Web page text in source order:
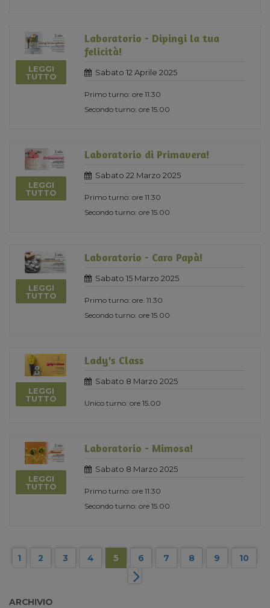
LEGGI
TUTTO
Laboratorio - Dipingi la tua
felicità!
Sabato 12 Aprile 2025
Primo turno: ore 11.30
Secondo turno: ore 15.00
LEGGI
TUTTO
Laboratorio di Primavera!
Sabato 22 Marzo 2025
Primo turno: ore 11.30
Secondo turno: ore 15.00
LEGGI
TUTTO
Laboratorio - Caro Papà!
Sabato 15 Marzo 2025
Primo turno: ore. 11.30
Secondo turno: ore 15.00
LEGGI
TUTTO
Lady's Class
Sabato 8 Marzo 2025
Unico turno: ore 15.00
LEGGI
TUTTO
Laboratorio - Mimosa!
Sabato 8 Marzo 2025
Primo turno: ore 11.30
Secondo turno: ore 15.00
1 2 3 4 5 6 7 8 9 10
ARCHIVIO